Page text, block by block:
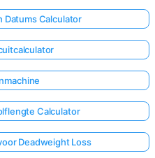
Datums Calculator
Calculator
Deadweight Loss